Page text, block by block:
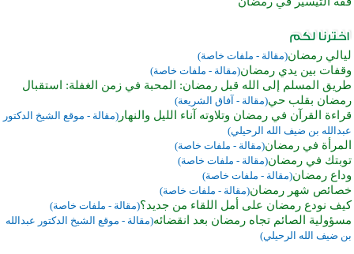
ليالي رمضان(مقالة - ملفات خاصة)
وقفات بين يدي رمضان(مقالة - ملفات خاصة)
طريق المسلم إلى الله قبل رمضان: المحبة في زمن الغفلة: استقبال
رمضان بقلب حي(مقالة - آفاق الشريعة)
قراءة القرآن في رمضان وتلاوته آناء الليل والنهار (مقالة - موقع الشيخ الدكتور
عبدالله بن ضيف الله الرحيلي)
المرأة في رمضان(مقالة - ملفات خاصة)
توبتك في رمضان(مقالة - ملفات خاصة)
وداع رمضان(مقالة - ملفات خاصة)
خصائص شهر رمضان(مقالة - ملفات خاصة)
كيف نودع رمضان على أمل اللقاء من جديد؟(مقالة - ملفات خاصة)
مسؤولية الصائم تجاه رمضان بعد انقضائه(مقالة - موقع الشيخ الدكتور عبدالله
بن ضيف الله الرحيلي)